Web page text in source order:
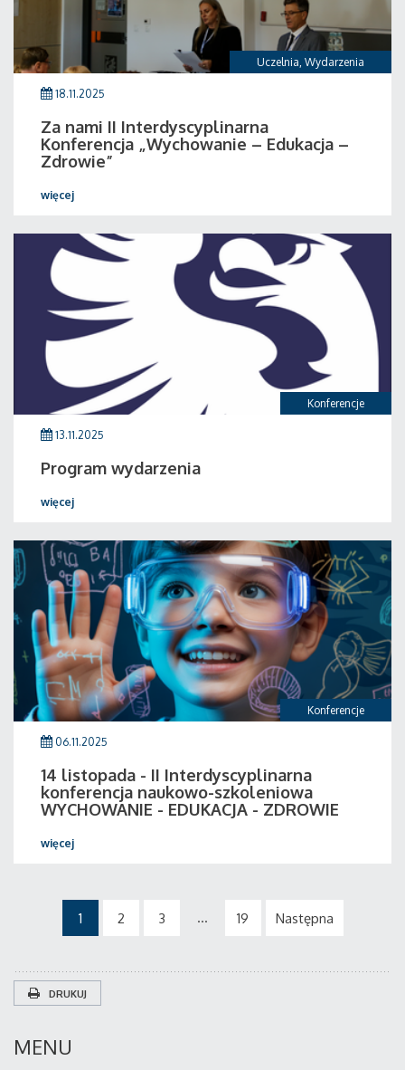
Uczelnia, Wydarzenia
18.11.2025
Za nami II Interdyscyplinarna
Konferencja „Wychowanie – Edukacja –
Zdrowie”
więcej
Konferencje
13.11.2025
Program wydarzenia
więcej
Konferencje
06.11.2025
14 listopada - II Interdyscyplinarna
konferencja naukowo-szkoleniowa
WYCHOWANIE - EDUKACJA - ZDROWIE
więcej
1 2 3 ... 19 Następna
DRUKUJ
MENU